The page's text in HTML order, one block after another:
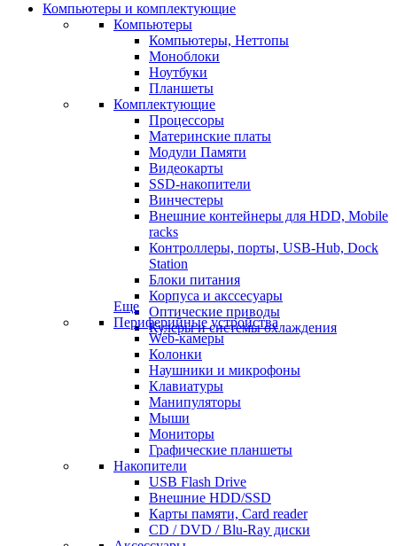
Компьютеры и комплектующие
Компьютеры
Компьютеры, Неттопы
Моноблоки
Ноутбуки
Планшеты
Комплектующие
Процессоры
Материнские платы
Модули Памяти
Видеокарты
SSD-накопители
Винчестеры
Внешние контейнеры для HDD, Mobile
racks
Контроллеры, порты, USB-Hub, Dock
Station
Блоки питания
Корпуса и акссесуары
Оптические приводы
Кулеры и системы охлаждения
Еще
Периферийные устройства
Web-камеры
Колонки
Наушники и микрофоны
Клавиатуры
Манипуляторы
Мыши
Мониторы
Графические планшеты
Накопители
USB Flash Drive
Внешние HDD/SSD
Карты памяти, Card reader
CD / DVD / Blu-Ray диски